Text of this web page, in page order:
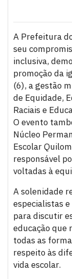
A Prefeitura
seu
inclusiva,
promoção da
(6), a gestão
de Equidade,
Raciais e
O evento
Núcleo
Escolar
responsável
voltadas à
A solenidade
especialistas
para discutir
educação que
todas as
respeito às
vida escolar.